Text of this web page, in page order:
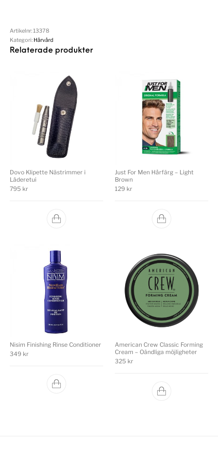
Artikelnr:13378
Kategori: Hårvård
Relaterade produkter
Dovo Klipette Nästrimmer i
Läderetui
795 kr
Just For Men Hårfärg – Light
Brown
129 kr
Nisim Finishing Rinse Conditioner
349 kr
American Crew Classic Forming
Cream – Oändliga möjligheter
325 kr